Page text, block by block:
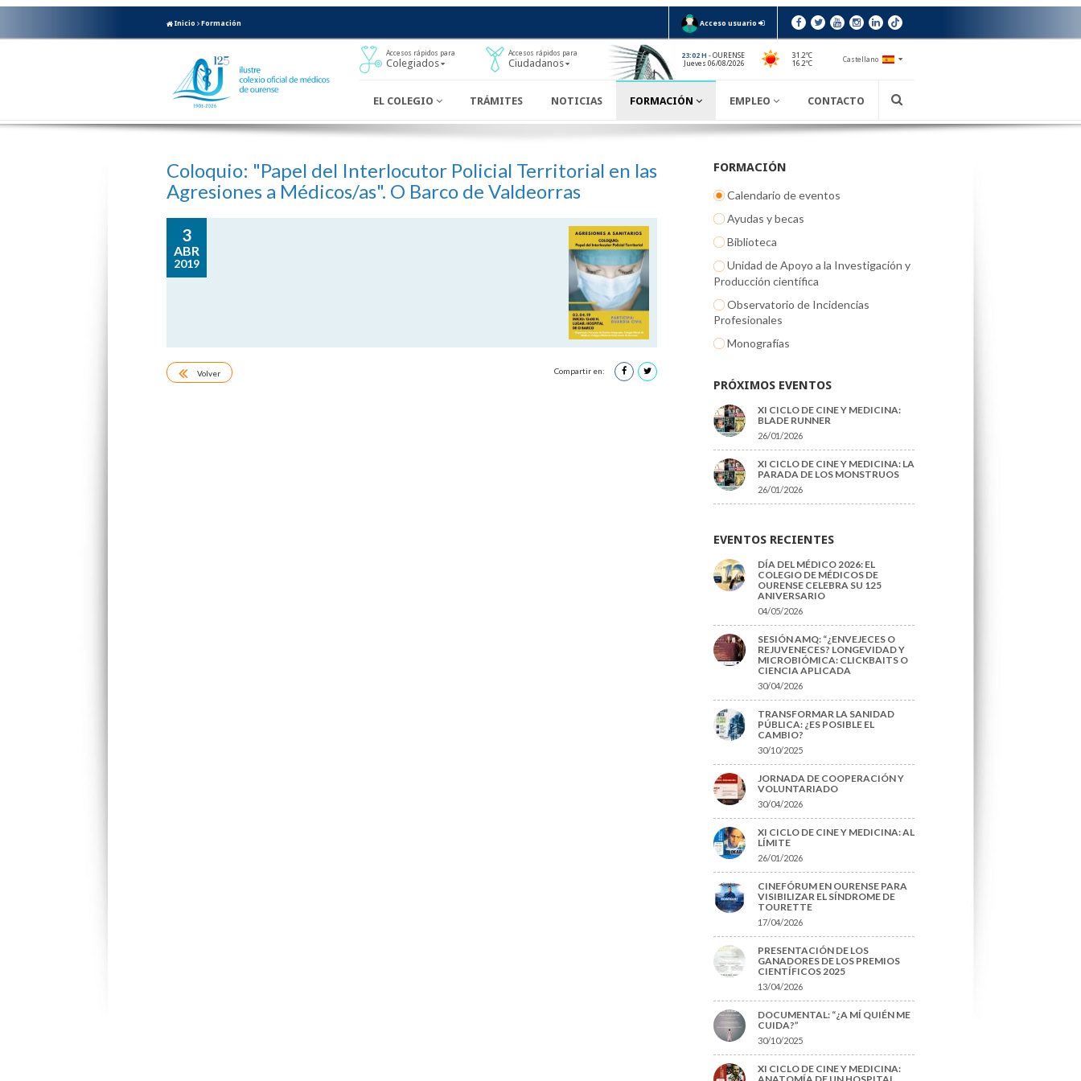
Inicio Formación Acceso usuario
Accesos rápidos para
Colegiados
Accesos rápidos para
Ciudadanos
23:02 H - OURENSE
Jueves 06/08/2026
31.2ºC
16.2ºC
Castellano
EL COLEGIO TRÁMITES NOTICIAS FORMACIÓN EMPLEO CONTACTO
Coloquio: "Papel del Interlocutor Policial Territorial en las
Agresiones a Médicos/as". O Barco de Valdeorras
3
ABR
2019
Volver Compartir en:
FORMACIÓN
Calendario de eventos
Ayudas y becas
Biblioteca
Unidad de Apoyo a la Investigación y
Producción científica
Observatorio de Incidencias
Profesionales
Monografías
PRÓXIMOS EVENTOS
XI CICLO DE CINE Y MEDICINA:
BLADE RUNNER
26/01/2026
XI CICLO DE CINE Y MEDICINA: LA
PARADA DE LOS MONSTRUOS
26/01/2026
EVENTOS RECIENTES
DÍA DEL MÉDICO 2026: EL
COLEGIO DE MÉDICOS DE
OURENSE CELEBRA SU 125
ANIVERSARIO
04/05/2026
SESIÓN AMQ: “¿ENVEJECES O
REJUVENECES? LONGEVIDAD Y
MICROBIÓMICA: CLICKBAITS O
CIENCIA APLICADA
30/04/2026
TRANSFORMAR LA SANIDAD
PÚBLICA: ¿ES POSIBLE EL
CAMBIO?
30/10/2025
JORNADA DE COOPERACIÓN Y
VOLUNTARIADO
30/04/2026
XI CICLO DE CINE Y MEDICINA: AL
LÍMITE
26/01/2026
CINEFÓRUM EN OURENSE PARA
VISIBILIZAR EL SÍNDROME DE
TOURETTE
17/04/2026
PRESENTACIÓN DE LOS
GANADORES DE LOS PREMIOS
CIENTÍFICOS 2025
13/04/2026
DOCUMENTAL: “¿A MÍ QUIÉN ME
CUIDA?”
30/10/2025
XI CICLO DE CINE Y MEDICINA: